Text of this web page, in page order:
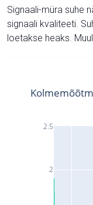
Signaali-müra suhe
signaali kvaliteeti.
loetakse heaks.
2
2.5